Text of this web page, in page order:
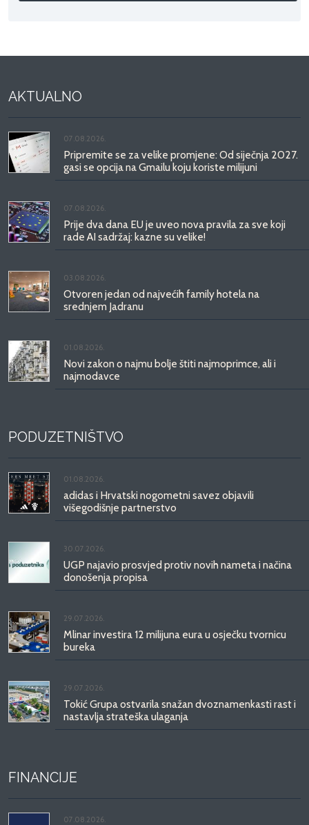
AKTUALNO
07.08.2026.
Pripremite se za velike promjene: Od siječnja 2027.
gasi se opcija na Gmailu koju koriste milijuni
07.08.2026.
Prije dva dana EU je uveo nova pravila za sve koji
rade AI sadržaj: kazne su velike!
03.08.2026.
Otvoren jedan od najvećih family hotela na
srednjem Jadranu
01.08.2026.
Novi zakon o najmu bolje štiti najmoprimce, ali i
najmodavce
PODUZETNIŠTVO
01.08.2026.
adidas i Hrvatski nogometni savez objavili
višegodišnje partnerstvo
30.07.2026.
UGP najavio prosvjed protiv novih nameta i načina
donošenja propisa
29.07.2026.
Mlinar investira 12 milijuna eura u osječku tvornicu
bureka
29.07.2026.
Tokić Grupa ostvarila snažan dvoznamenkasti rast i
nastavlja strateška ulaganja
FINANCIJE
07.08.2026.